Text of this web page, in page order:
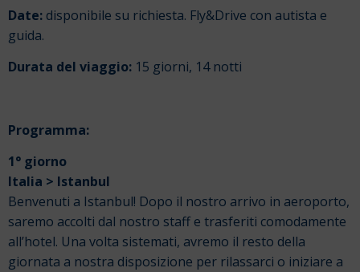
Date: disponibile su richiesta. Fly&Drive con autista e
guida.
Durata del viaggio: 15 giorni, 14 notti
Programma:
1° giorno
Italia > Istanbul
Benvenuti a Istanbul! Dopo il nostro arrivo in aeroporto,
saremo accolti dal nostro staff e trasferiti comodamente
all’hotel. Una volta sistemati, avremo il resto della
giornata a nostra disposizione per rilassarci o iniziare a